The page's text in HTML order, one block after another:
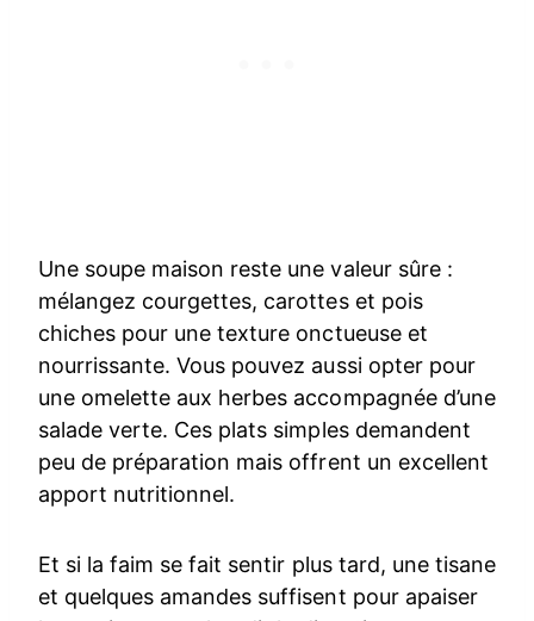
Une soupe maison reste une valeur sûre :
mélangez courgettes, carottes et pois
chiches pour une texture onctueuse et
nourrissante. Vous pouvez aussi opter pour
une omelette aux herbes accompagnée d’une
salade verte. Ces plats simples demandent
peu de préparation mais offrent un excellent
apport nutritionnel.
Et si la faim se fait sentir plus tard, une tisane
et quelques amandes suffisent pour apaiser